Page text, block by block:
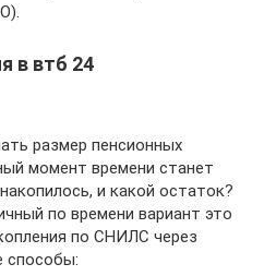
в втб 24
размер пенсионных
момент времени станет
и какой остаток?
по времени вариант это
по СНИЛС через
способы: